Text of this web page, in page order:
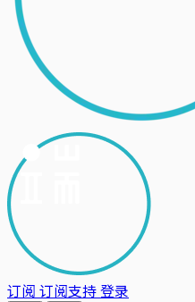
订阅 订阅支持登录